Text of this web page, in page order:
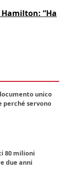
“Ha
unico
perché servono
80 milioni
due anni